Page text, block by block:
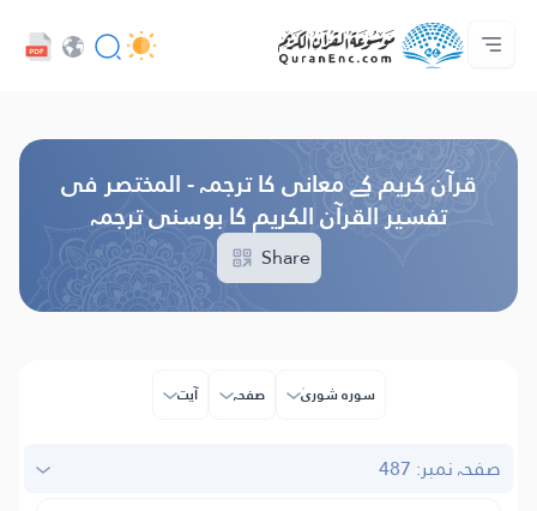
ہوم پیج
تراجم کی لسٹ
Audio
ڈویلپر سروسز - API
پروجیکٹ کے بارے میں
ہم سے رابطہ کریں
زبان
قرآن کریم کے معانی کا ترجمہ - المختصر فی
تفسیر القرآن الکریم کا بوسنی ترجمہ
Share
سورہ شوریٰ صفحہ آیت
صفحہ نمبر: 487